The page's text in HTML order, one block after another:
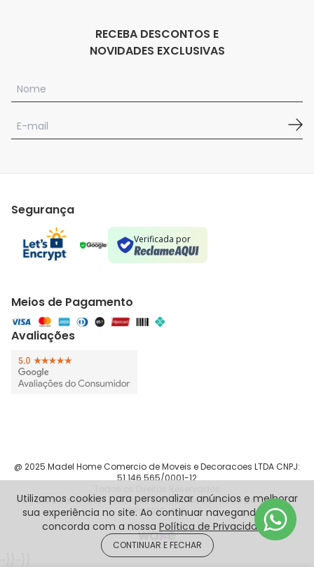
RECEBA DESCONTOS E
NOVIDADES EXCLUSIVAS
Segurança
Verificada por
Meios de Pagamento
Avaliações
@ 2025 Madel Home Comercio de Moveis e Decoracoes LTDA CNPJ:
51.146.565/0001-12
Rua Silva Jardim, 187 - Sala 83 Centro São Bernardo do Campo -
SP 09715-090
Utilizamos cookies para personalizar anúncios e melhorar
sua experiência no site. Ao continuar navegando, você
concorda com a nossa Política de Privacidade.
CONTINUAR E FECHAR